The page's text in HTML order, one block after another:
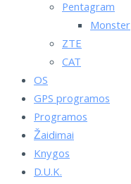
Pentagram
Monster
ZTE
CAT
OS
GPS programos
Programos
Žaidimai
Knygos
D.U.K.